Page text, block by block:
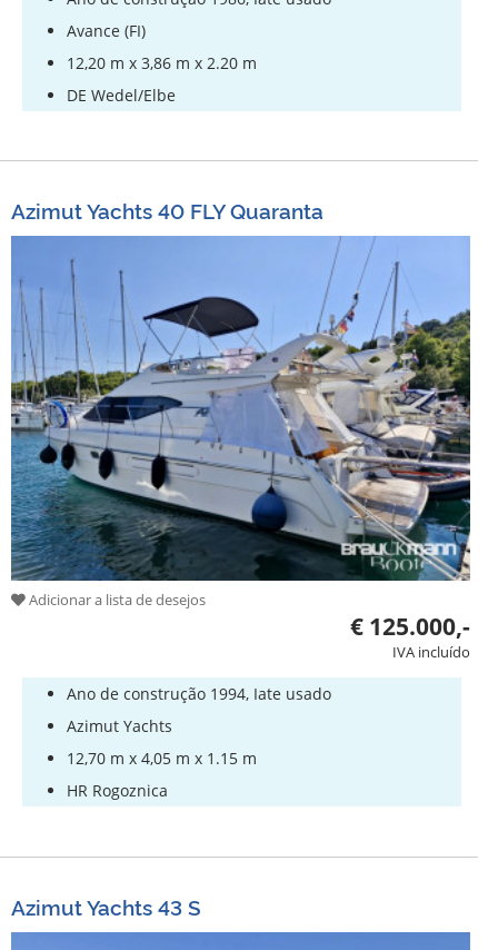
Avance (FI)
12,20 m x 3,86 m x 2.20 m
DE Wedel/Elbe
Azimut Yachts 40 FLY Quaranta
Adicionar a lista de desejos
€ 125.000,-
IVA incluído
Ano de construção 1994, Iate usado
Azimut Yachts
12,70 m x 4,05 m x 1.15 m
HR Rogoznica
Azimut Yachts 43 S